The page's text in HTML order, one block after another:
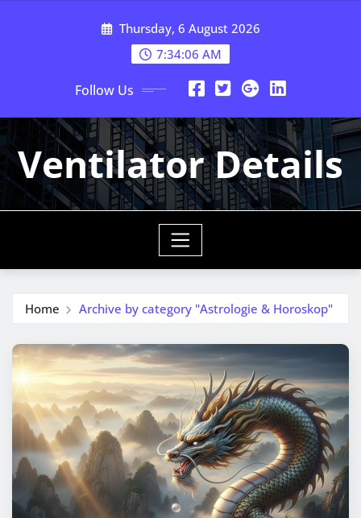
Thursday, 6 August 2026
7:34:06 AM
Follow Us
Ventilator Details
Home Archive by category "Astrologie & Horoskop"